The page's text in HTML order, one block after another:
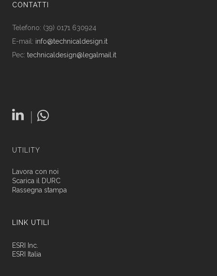
CONTATTI
Telefono: (39) 0171 630924
E-mail: info@technicaldesign.it
Pec: technicaldesign@legalmail.it
|
UTILITY
Lavora con noi
Scarica il DURC
Rassegna stampa
LINK UTILI
ESRI Inc.
ESRI Italia